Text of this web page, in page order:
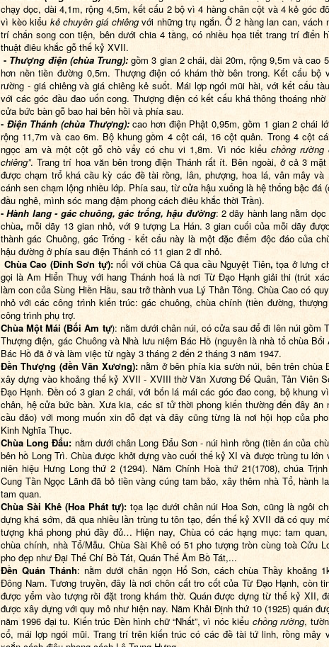
chạy dọc, dài 4,1m, rộng 4,5m, kết cấu 2 bộ vì 4 hàng chân cột và 4 kẻ góc
vì kèo kiểu kẻ chuyền giá chiêngvới những trụ ngắn. Ở 2 hàng lan can, vách
trí chấn song con tiện, bên dưới chia 4 tầng, có nhiều họa tiết trang trí điển
thuật điêu khắc gỗ thế kỷ XVII.
- Thượng điện (chùa Trung): gồm 3 gian 2 chái, dài 20m, rộng 9,5m và cao
hơn nền tiền đường 0,5m. Thượng điện có khám thờ bên trong. Kết cấu bộ
rường - giá chiêng và giá chiêng kẻ suốt. Mái lợp ngói mũi hài, với kết cấu
với các góc đầu đao uốn cong. Thượng điện có kết cấu khá thông thoáng nhờ
cửa bức bàn gỗ bao hai bên hồi và phía sau.
- Điện Thánh (chùa Thượng):cao hơn điện Phật 0,95m, gồm 1 gian 2 chái
rộng 11,7m và cao 6m. Bộ khung gồm 4 cột cái, 16 cột quân. Trong 4 cột
ngọc am và một cột gỗ chò vẩy có chu vi 1,8m. Vì nóc kiểu chồng
chiêng”. Trang trí hoa văn bên trong điện Thánh rất ít. Bên ngoài, ở cả 3
được chạm trổ khá cầu kỳ các đề tài rồng, lân, phượng, hoa lá, vân mây và
cánh sen chạm lộng nhiều lớp. Phía sau, từ cửa hậu xuống là hệ thống bậc đá
đầu nghê, mình sóc mang đậm phong cách điêu khắc thời Trần).
-Hành lang - gácchuông,gác trống,hậu đường: 2 dãy hành lang nằm
chùa, mỗi dãy 13 gian nhỏ, với 9 tượng La Hán. 3 gian cuối của mỗi dãy
thành gác Chuông, gác Trống - kết cấu này là một đặc điểm độc đáo của
hậu đường ở phía sau điện Thánh có 11 gian 2 dĩ nhỏ.
Chùa Cao (Đỉnh Sơn tự):nối với chùa Cả qua cầu Nguyệt Tiên,tọa ở lưng
gọi là Am Hiển Thuỵ với hang Thánh hoá là nơi Từ Đạo Hạnh giải thi (trút
làm con của Sùng Hiền Hầu, sau trở thành vua Lý Thân Tông. Chùa Cao có
nhỏ với các công trình kiến trúc: gác chuông, chùa chính (tiền đường,
công trình phụ trợ.
Chùa Một Mái (Bối Am tự): nằm dưới chân núi, có cửa sau để đi lên núi gồm
Thượng điện, gác Chuông và Nhà lưu niệm Bác Hồ (nguyên là nhà tổ chùa Bối
Bác Hồ đã ở và làm việc từ ngày 3 tháng 2 đến 2 tháng 3 năm 1947.
Đền Thượng (đền Văn Xương):nằm ở bên phía kia sườn núi, bên trên chùa
xây dựng vào khoảng thế kỷ XVII - XVIII thờ Văn Xương Đế Quân, Tản Viên
Đạo Hạnh. Đền có 3 gian 2 chái, với bốn lá mái các góc đao cong, bộ khung
chân, hệ cửa bức bàn. Xưa kia, các sĩ tử thời phong kiến thường đến đây ăn
cầu đảo) với mong muốn xin đỗ đạt và đây cũng từng là nơi hội họp của
Kinh Nghĩa Thục.
Chùa Long Đẩu: nằm dưới chân Long Đẩu Sơn - núi hình rồng (tiền án của
bên hồ Long Trì. Chùa được khởi dựng vào cuối thế kỷ XI và được trùng tu lớn
niên hiệu Hưng Long thứ 2 (1294). Năm Chính Hoà thứ 21(1708), chúa
Cung Tần Ngọc Lãnh đã bỏ tiền vàng cúng tam bảo, xây thêm nhà Tổ, hành
tam quan.
Chùa Sài Khê (Hoa Phát tự):tọa lạc dưới chân núi Hoa Sơn, cũng là ngôi
dựng khá sớm, đã qua nhiều lần trùng tu tôn tạo, đến thế kỷ XVII đã có quy
tượng khá phong phú đầy đủ… Hiện nay, Chùa có các hạng mục: tam
chùa chính, nhà Tổ/Mẫu. Chùa Sài Khê có 51 pho tượng tròn cùng toà Cửu
pho đẹp như Đại Thế Chí Bồ Tát, Quán Thế Âm Bồ Tát,...
Đền Quán Thánh: nằm dưới chân ngọn Hổ Sơn, cách chùa Thầy khoảng
Đông Nam. Tương truyền, đây là nơi chôn cất tro cốt của Từ Đạo Hạnh, còn
được yểm vào tượng rồi đặt trong khám thờ. Quán được dựng từ thế kỷ XII,
được xây dựng với quy mô như hiện nay. Năm Khải Định thứ 10 (1925) quán
năm 1996 đại tu. Kiến trúc Đền hình chữ “Nhất”, vì nóc kiểu chồng rường,
cổ, mái lợp ngói mũi. Trang trí trên kiến trúc có các đề tài tứ linh, rồng mây